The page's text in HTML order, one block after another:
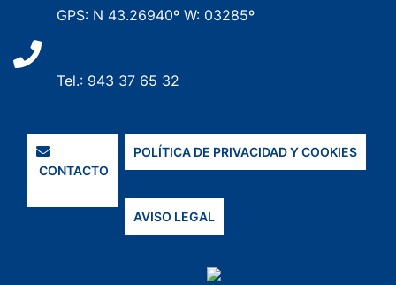
GPS: N 43.26940º W: 03285º
Tel.: 943 37 65 32
CONTACTO
POLÍTICA DE PRIVACIDAD Y COOKIES
AVISO LEGAL